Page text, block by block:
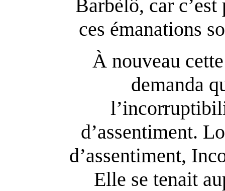
Barbèlô, car
ces émanations
À nouveau
demanda
d’assentiment.
d’assentiment,
Elle se tenait